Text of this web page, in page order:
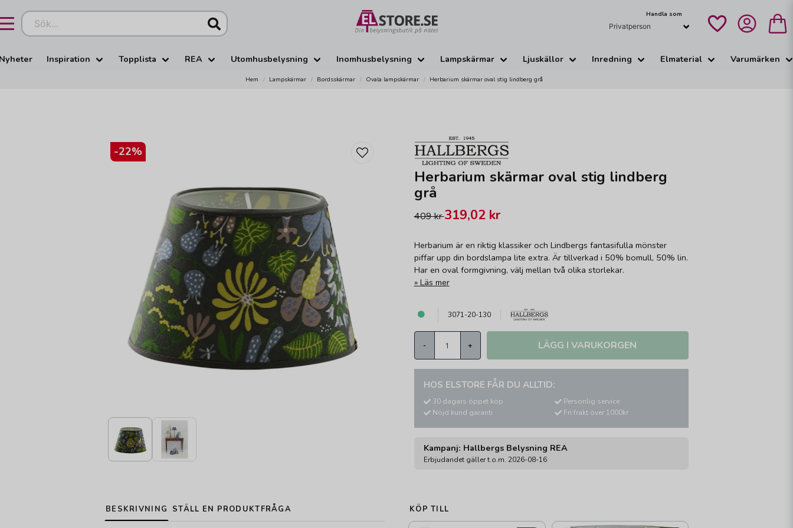
Sök... Handla som
Inspiration Topplista REA Utomhusbelysning Inomhusbelysning Lampskärmar Ljuskällor Inredning Elmaterial Varumärken
Hem Lampskärmar Bordsskärmar Ovala lampskärmar Herbarium skärmar oval stig lindberg grå
-22%
Herbarium skärmar oval stig lindberg
grå
409 kr319,02 kr
Herbarium är en riktig klassiker och Lindbergs fantasifulla mönster
piffar upp din bordslampa lite extra. Är tillverkad i 50% bomull, 50% lin.
Har en oval formgivning, välj mellan två olika storlekar.
Läs mer
3071-20-130
- + LÄGG I VARUKORGEN
HOS ELSTORE FÅR DU ALLTID:
30 dagars öppet köp
Nöjd kund garanti
Personlig service
Fri frakt över 1000kr
Kampanj: Hallbergs Belysning REA
Erbjudandet gäller t.o.m. 2026-08-16
BESKRIVNING STÄLL EN PRODUKTFRÅGA KÖP TILL